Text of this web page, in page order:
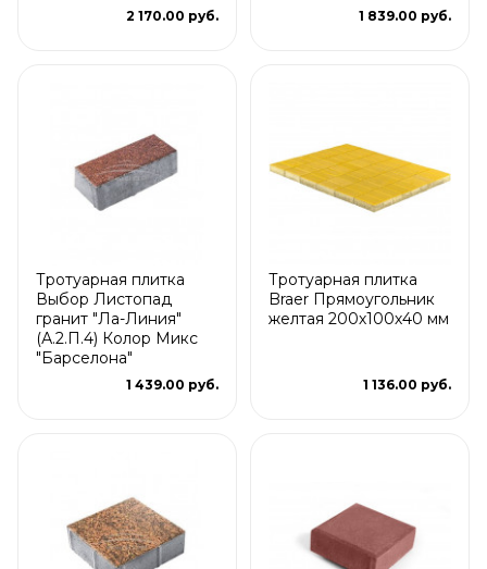
2 170.00 руб. 1 839.00 руб.
Тротуарная плитка
Выбор Листопад
гранит "Ла-Линия"
(А.2.П.4) Колор Микс
"Барселона"
1 439.00 руб.
Тротуарная плитка
Braer Прямоугольник
желтая 200х100х40 мм
1 136.00 руб.